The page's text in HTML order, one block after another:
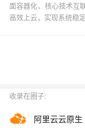
面容器化、核心技术互
高效上云，实现系统稳
收录在圈子:
阿里云云原生